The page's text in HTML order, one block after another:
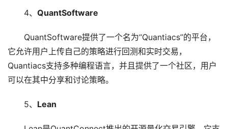
4、 QuantSoftware
QuantSoftware提供了一个名为“Quantiacs”的平台，
它允许用户上传自己的策略进行回测和实时交易，
Quantiacs支持多种编程语言，并且提供了一个社区，用户
可以在其中分享和讨论策略。
5、 Lean